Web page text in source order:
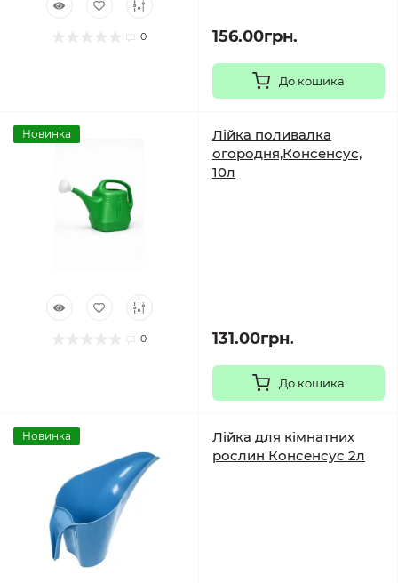
0 156.00грн.
До кошика
Новинка
0
Лійка поливалка
огородня,Консенсус,
10л
131.00грн.
До кошика
Новинка
Лійка для кімнатних
рослин Консенсус 2л